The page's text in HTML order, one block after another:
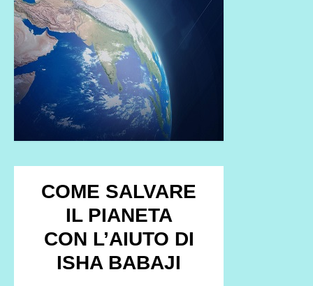
COME SALVARE
IL PIANETA
CON L’AIUTO DI
ISHA BABAJI